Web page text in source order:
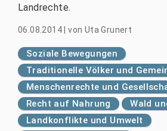
Landrechte.
06.08.2014 |von Uta Grunert
Soziale Bewegungen
Traditionelle Völker und
Menschenrechte und
Recht auf Nahrung
Wald
Landkonflikte und Umwelt